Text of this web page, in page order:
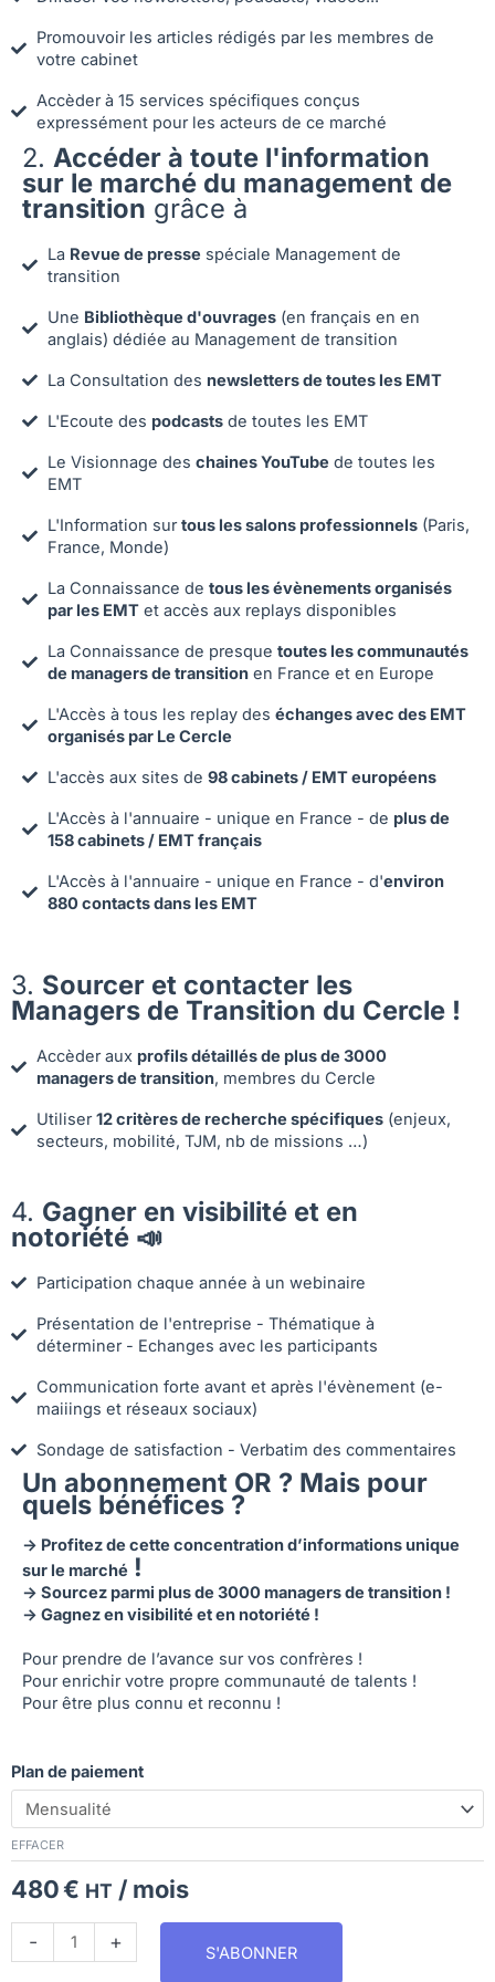
Promouvoir les articles rédigés par les membres de
votre cabinet
Accèder à 15 services spécifiques conçus
expressément pour les acteurs de ce marché
2. Accéder à toute l'information
sur le marché du management de
transition grâce à
La Revue de presse spéciale Management de
transition
Une Bibliothèque d'ouvrages(en français en en
anglais) dédiée au Management de transition
La Consultation des newsletters de toutes les EMT
L'Ecoute des podcastsde toutes les EMT
Le Visionnage des chaines YouTube de toutes les
EMT
L'Information surtous les salons professionnels(Paris,
France, Monde)
La Connaissance de tous les évènements organisés
par les EMTet accès aux replays disponibles
La Connaissance de presque toutes les communautés
de managers de transitionen France et en Europe
L'Accès à tous les replay des échanges avec des EMT
organisés par Le Cercle
L'accès aux sites de 98 cabinets / EMT européens
L'Accès à l'annuaire - unique en France - de plus de
158 cabinets / EMT français
L'Accès à l'annuaire - unique en France - d'environ
880 contacts dans les EMT
3. Sourcer et contacter les
Managers de Transition du Cercle !
Accèder aux profils détaillés de plus de 3000
managers de transition, membres du Cercle
Utiliser12 critères de recherche spécifiques(enjeux,
secteurs, mobilité, TJM, nb de missions …)
4. Gagner en visibilité et en
notoriété 📣
Participation chaque année à un webinaire
Présentation de l'entreprise - Thématique à
déterminer - Echanges avec les participants
Communication forte avant et après l'évènement (e-
maiiings et réseaux sociaux)
Sondage de satisfaction - Verbatim des commentaires
Un abonnement OR ? Mais pour
quels bénéfices ?
-> Profitez de cette concentration d’informations unique
sur le marché !
-> Sourcez parmi plus de 3000 managers de transition !
-> Gagnez en visibilité et en notoriété !
Pour prendre de l’avance sur vos confrères !
Pour enrichir votre propre communauté de talents !
Pour être plus connu et reconnu !
Plan de paiement
EFFACER
480€ HT / mois
-
de
EMT
-
Abonnement
au
Management
+ S'ABONNER